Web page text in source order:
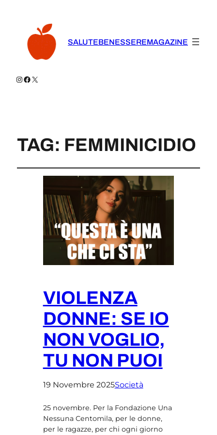
SALUTEBENESSEREMAGAZINE
Instagram
Facebook
X
TAG: FEMMINICIDIO
VIOLENZA
DONNE: SE IO
NON VOGLIO,
TU NON PUOI
19 Novembre 2025Società
25 novembre. Per la Fondazione Una
Nessuna Centomila, per le donne,
per le ragazze, per chi ogni giorno